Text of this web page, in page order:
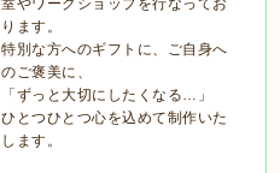
室やワークショップを行なってお
ります。
特別な方へのギフトに、ご自身へ
のご褒美に、
「ずっと大切にしたくなる…」
ひとつひとつ心を込めて制作いた
します。